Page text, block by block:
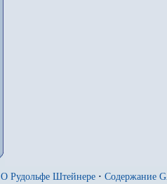
О Рудольфе Штейнере · Содержание